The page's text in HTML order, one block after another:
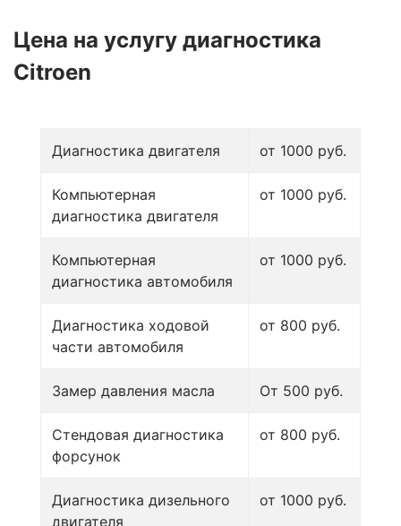
Цена на услугу диагностика
Citroen
Диагностика двигателя от 1000 руб.
Компьютерная
диагностика двигателя
от 1000 руб.
Компьютерная
диагностика автомобиля
от 1000 руб.
Диагностика ходовой
части автомобиля
от 800 руб.
Замер давления масла От 500 руб.
Стендовая диагностика
форсунок
от 800 руб.
Диагностика дизельного
двигателя
от 1000 руб.